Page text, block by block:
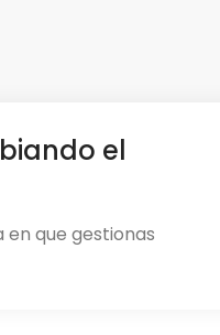
el
que gestionas